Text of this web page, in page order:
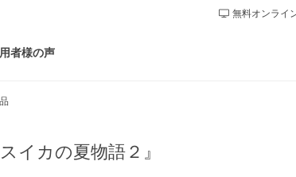
者様の声
無料オンライ
イカの夏物語２』